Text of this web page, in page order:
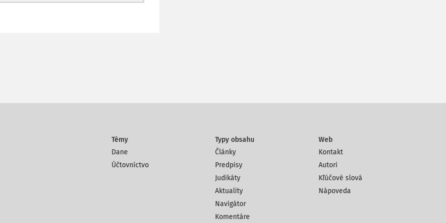
Témy
Dane
Účtovníctvo
Typy obsahu
Články
Predpisy
Judikáty
Aktuality
Navigátor
Komentáre
Web
Kontakt
Autori
Kľúčové slová
Nápoveda